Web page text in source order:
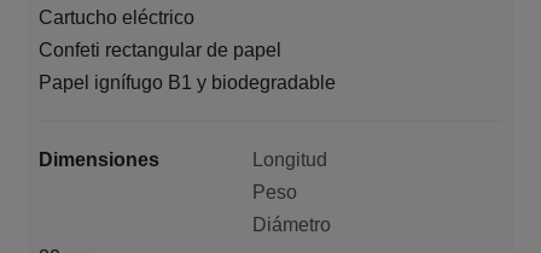
Cartucho eléctrico
Confeti rectangular de papel
Papel ignífugo B1 y biodegradable
Dimensiones
Longitud
Peso
Diámetro